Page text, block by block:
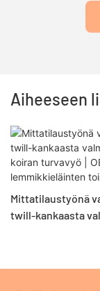
Aiheeseen
Mittatilaustyönä
twill-kankaasta